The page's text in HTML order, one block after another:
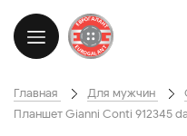
Главная Для мужчин
Планшет Gianni Conti 912345